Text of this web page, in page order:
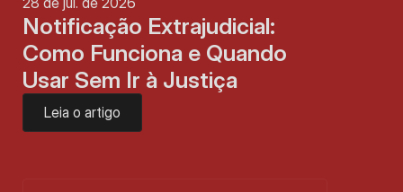
Notificação Extrajudicial:
Como Funciona e Quando
Usar Sem Ir à Justiça
Leia o artigo